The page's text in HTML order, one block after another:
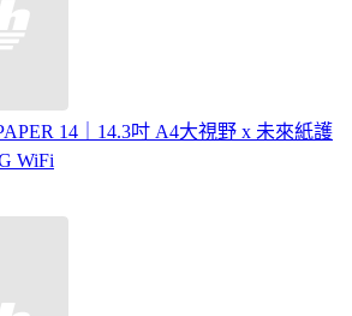
14｜14.3吋 A4大視野 x 未來紙護
WiFi